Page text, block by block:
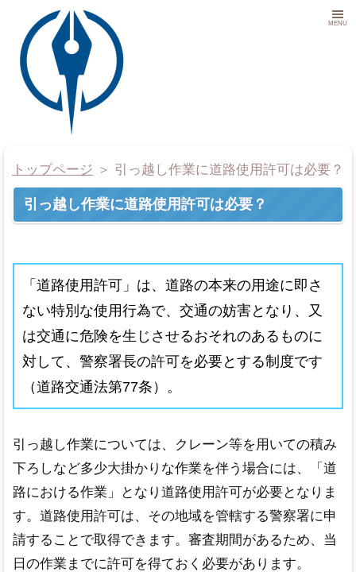
MENU
事務所概要
取扱業務
報酬表
ご依頼の流れ
お問い合わせフォーム
トップページ ＞ 引っ越し作業に道路使用許可は必要？
引っ越し作業に道路使用許可は必要？
「道路使用許可」は、道路の本来の用途に即さ
ない特別な使用行為で、交通の妨害となり、又
は交通に危険を生じさせるおそれのあるものに
対して、警察署長の許可を必要とする制度です
（道路交通法第77条）。
引っ越し作業については、クレーン等を用いての積み
下ろしなど多少大掛かりな作業を伴う場合には、「道
路における作業」となり道路使用許可が必要となりま
す。道路使用許可は、その地域を管轄する警察署に申
請することで取得できます。審査期間があるため、当
日の作業までに許可を得ておく必要があります。